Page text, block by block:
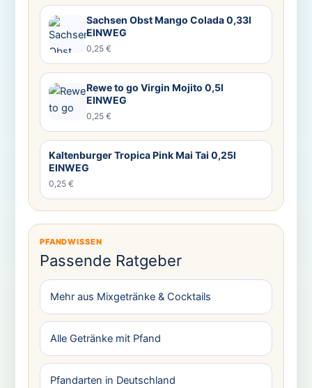
Sachsen Obst Mango Colada 0,33l
EINWEG
0,25 €
Rewe to go Virgin Mojito 0,5l
EINWEG
0,25 €
Kaltenburger Tropica Pink Mai Tai 0,25l
EINWEG
0,25 €
PFANDWISSEN
Passende Ratgeber
Mehr aus Mixgetränke & Cocktails
Alle Getränke mit Pfand
Pfandarten in Deutschland